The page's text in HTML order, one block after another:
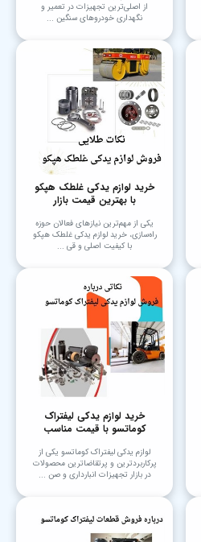
از اصلی‌ترین تجهیزات در تعمیر و
نگهداری خودروهای سنگین ...
خرید لوازم یدکی غلطک هپکو
با بهترین قیمت بازار
یکی از مهم‌ترین نیازهای فعالان حوزه
راه‌سازی، خرید لوازم یدکی غلطک هپکو
با کیفیت اصلی و قی ...
خرید لوازم یدکی لیفتراک
کوماتسو با قیمت مناسب
لوازم یدکی لیفتراک کوماتسو یکی از
پرکاربردترین و پرتقاضاترین محصولات
در بازار تجهیزات انبارداری و صن ...